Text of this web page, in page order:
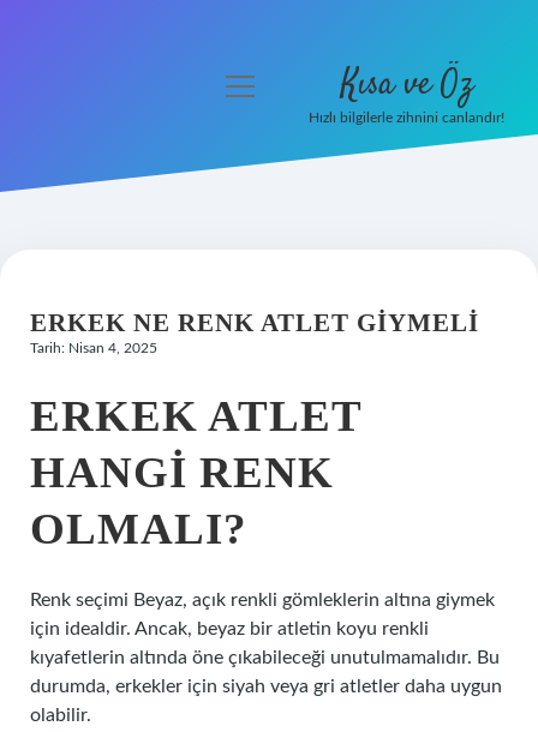
Hakkımızda
menüyü
Kısa ve Öz
Hızlı bilgilerle zihnini canlandır!
ERKEK NE RENK ATLET GIYMELI
Tarih: Nisan 4, 2025
ERKEK ATLET
HANGI RENK
OLMALI?
Renk seçimi Beyaz, açık renkli gömleklerin altına giymek
için idealdir. Ancak, beyaz bir atletin koyu renkli
kıyafetlerin altında öne çıkabileceği unutulmamalıdır. Bu
durumda, erkekler için siyah veya gri atletler daha uygun
olabilir.